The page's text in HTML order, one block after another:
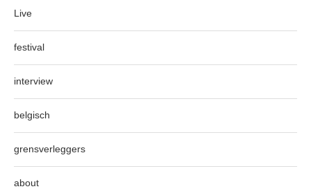
Live
festival
interview
belgisch
grensverleggers
about